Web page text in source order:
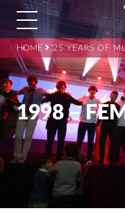
HOME 25 YEARS OF
1998 –